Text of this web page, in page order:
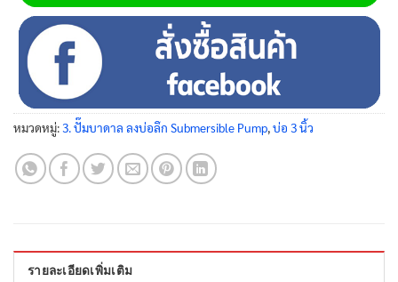
หมวดหมู่:3. ปั๊มบาดาล ลงบ่อลึก Submersible Pump,บ่อ 3 นิ้ว
รายละเอียดเพิ่มเติม